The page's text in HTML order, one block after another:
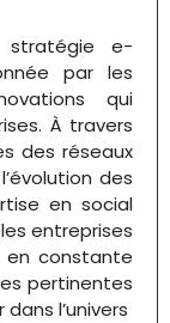
stratégie e-
par les
qui
À travers
des réseaux
des
en social
entreprises
en constante
pertinentes
l’univers